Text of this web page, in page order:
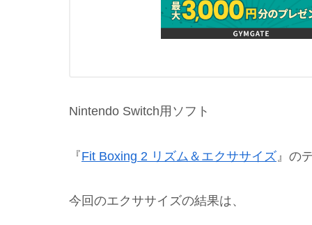
Nintendo Switch用ソフト
『Fit Boxing 2 リズム＆エクササイズ 』の
今回のエクササイズの結果は、